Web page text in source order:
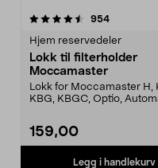
954
Hjem reservedeler
Lokk til filterholder
Moccamaster
Lokk for Moccamaster H,
KBG, KBGC, Optio,
159,00
Legg i handlekurv
4.5 av 5 stjerner